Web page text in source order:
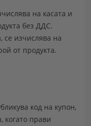
на касата и
без ДДС.
се изчислява на
от продукта.
код на купон,
когато прави